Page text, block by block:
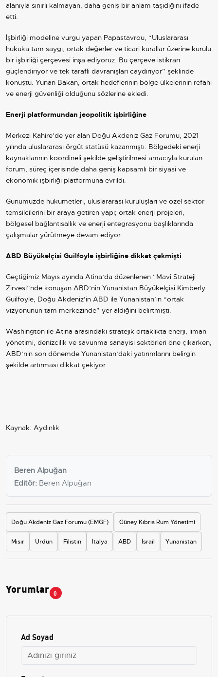
alanıyla sınırlı kalmayan, daha geniş bir anlam taşıdığını ifade
etti.
İşbirliği modeline vurgu yapan Papastavrou, “Uluslararası
hukuka tam saygı, ortak değerler ve ticari kurallar üzerine kurulu
bir işbirliği çerçevesi inşa ediyoruz. Bu çerçeve istikrarı
güçlendiriyor ve tek taraflı davranışları caydırıyor” şeklinde
konuştu. Yunan Bakan, ortak hedeflerinin bölge ülkelerinin refahı
ve enerji güvenliği olduğunu sözlerine ekledi.
Enerji platformundan jeopolitik işbirliğine
Merkezi Kahire’de yer alan Doğu Akdeniz Gaz Forumu, 2021
yılında uluslararası örgüt statüsü kazanmıştı. Bölgedeki enerji
kaynaklarının koordineli şekilde geliştirilmesi amacıyla kurulan
forum, süreç içerisinde daha geniş kapsamlı bir siyasi ve
ekonomik işbirliği platformuna evrildi.
Günümüzde hükümetleri, uluslararası kuruluşları ve özel sektör
temsilcilerini bir araya getiren yapı; ortak enerji projeleri,
bölgesel bağlantısallık ve enerji entegrasyonu başlıklarında
çalışmalar yürütmeye devam ediyor.
ABD Büyükelçisi Guilfoyle işbirliğine dikkat çekmişti
Geçtiğimiz Mayıs ayında Atina’da düzenlenen “Mavi Strateji
Zirvesi”nde konuşan ABD’nin Yunanistan Büyükelçisi Kimberly
Guilfoyle, Doğu Akdeniz’in ABD ile Yunanistan’ın “ortak
vizyonunun tam merkezinde” yer aldığını belirtmişti.
Washington ile Atina arasındaki stratejik ortaklıkta enerji, liman
yönetimi, denizcilik ve savunma sanayisi sektörleri öne çıkarken,
ABD’nin son dönemde Yunanistan’daki yatırımlarını belirgin
şekilde artırması dikkat çekiyor.
Kaynak: Aydınlık
Beren Alpuğan
Editör: Beren Alpuğan
Doğu Akdeniz Gaz Forumu (EMGF) Güney Kıbrıs Rum Yönetimi
Mısır Ürdün Filistin İtalya ABD İsrail Yunanistan
Yorumlar 0
Ad Soyad